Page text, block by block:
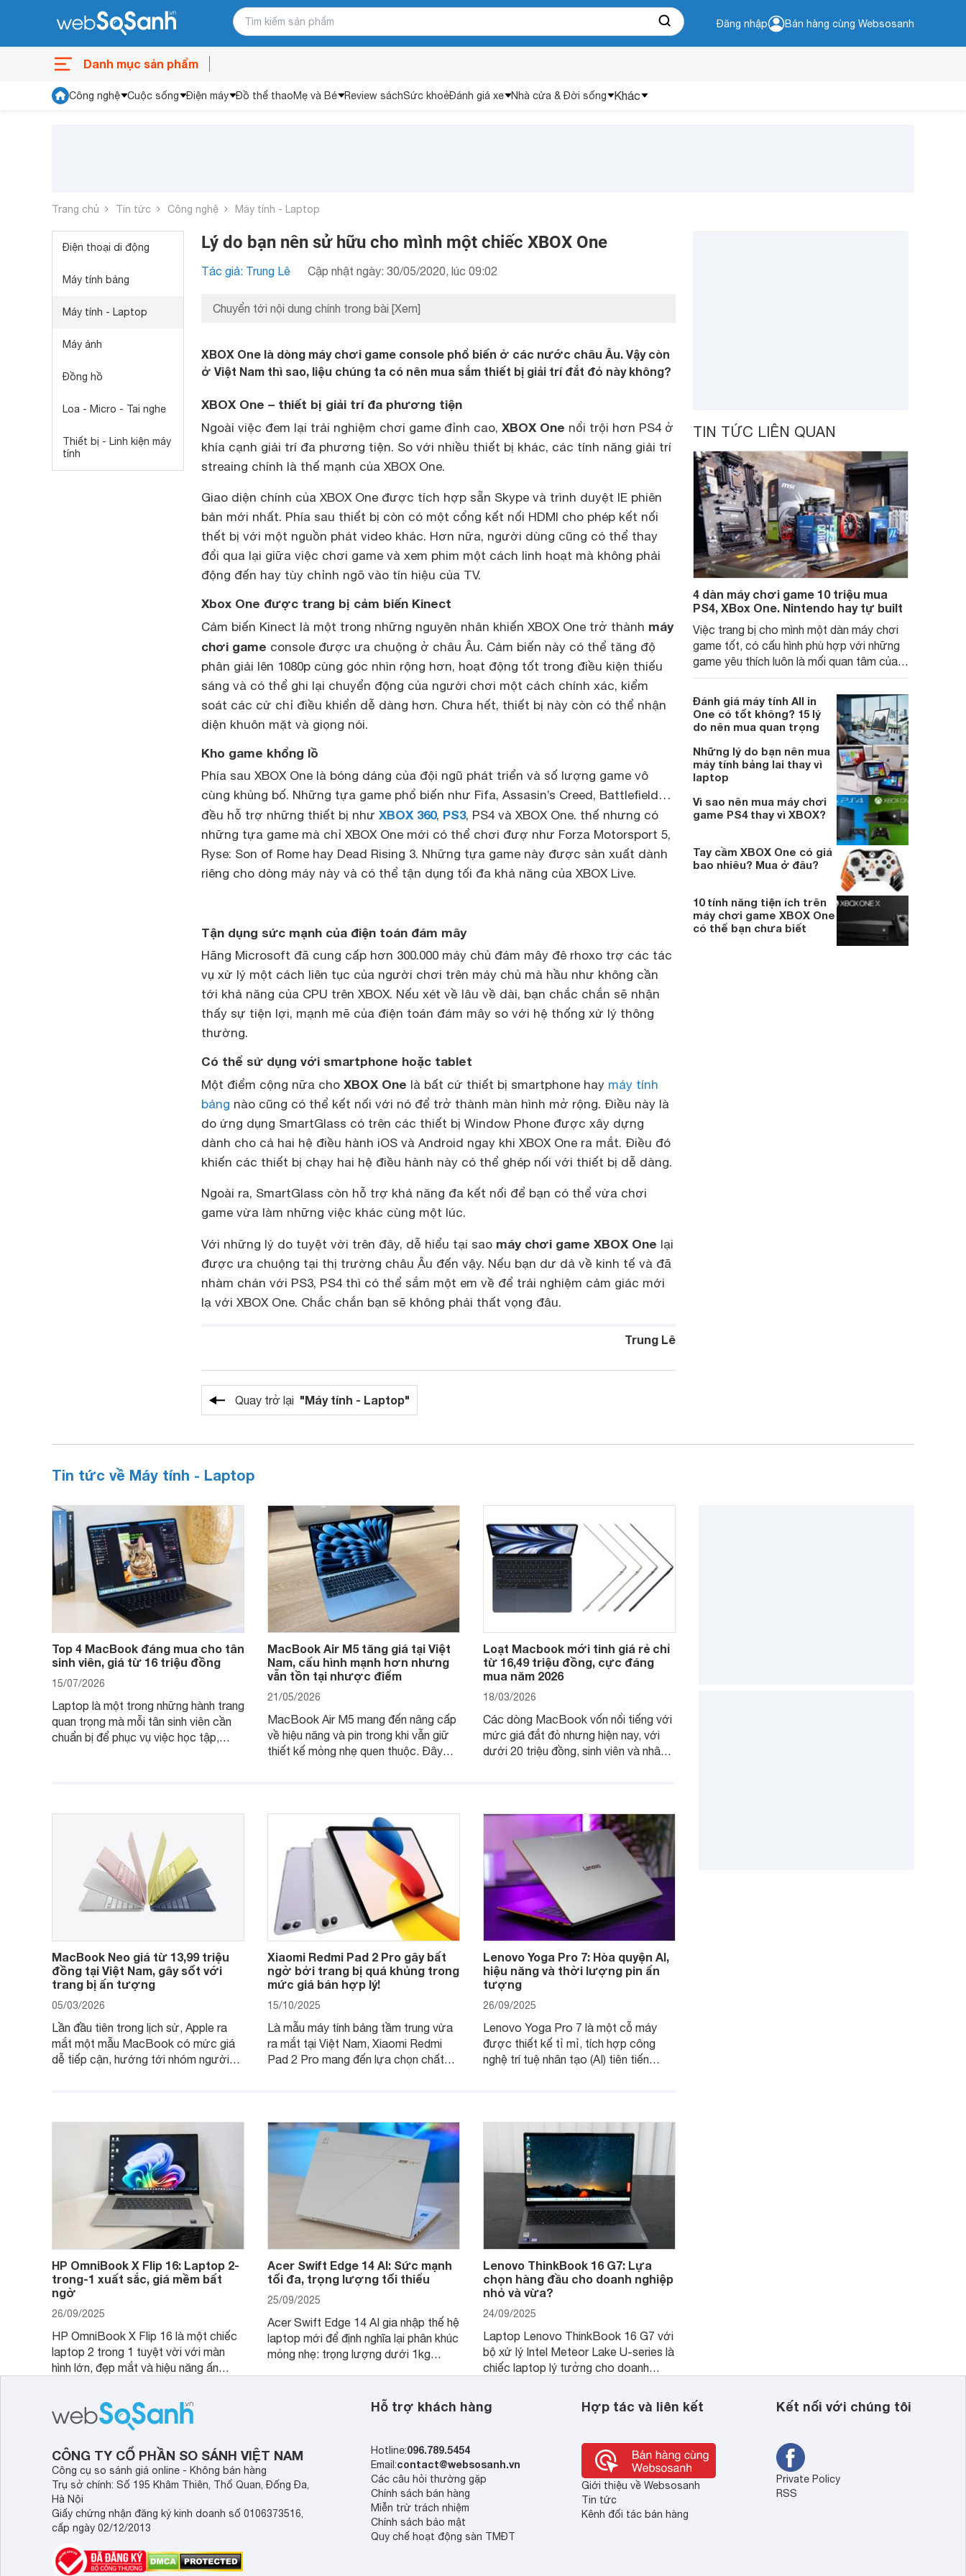
Đăng nhập Bán hàng cùng Websosanh
Danh mục sản phẩm
Công nghệ Cuộc sống Điện máy Đồ thể thaoMẹ và Bé Review sáchSức khoẻĐánh giá xe Nhà cửa & Đời sống Khác
Trang chủ Tin tức Công nghệ Máy tính - Laptop
Điện thoại di động
Máy tính bảng
Máy tính - Laptop
Máy ảnh
Đồng hồ
Loa - Micro - Tai nghe
Thiết bị - Linh kiện máy
tính
Lý do bạn nên sử hữu cho mình một chiếc XBOX One
Tác giả: Trung Lê Cập nhật ngày: 30/05/2020, lúc 09:02
Chuyển tới nội dung chính trong bài [Xem]
XBOX One là dòng máy chơi game console phổ biến ở các nước châu Âu. Vậy còn
ở Việt Nam thì sao, liệu chúng ta có nên mua sắm thiết bị giải trí đắt đỏ này không?
XBOX One – thiết bị giải trí đa phương tiện
Ngoài việc đem lại trải nghiệm chơi game đỉnh cao, XBOX One nổi trội hơn PS4 ở
khía cạnh giải trí đa phương tiện. So với nhiều thiết bị khác, các tính năng giải trí
streaing chính là thế mạnh của XBOX One.
Giao diện chính của XBOX One được tích hợp sẵn Skype và trình duyệt IE phiên
bản mới nhất. Phía sau thiết bị còn có một cổng kết nối HDMI cho phép kết nối
thết bị với một nguồn phát video khác. Hơn nữa, người dùng cũng có thể thay
đổi qua lại giữa việc chơi game và xem phim một cách linh hoạt mà không phải
động đến hay tùy chỉnh ngõ vào tín hiệu của TV.
Xbox One được trang bị cảm biến Kinect
Cảm biến Kinect là một trong những nguyên nhân khiến XBOX One trở thành máy
chơi game console được ưa chuộng ở châu Âu. Cảm biến này có thể tăng độ
phân giải lên 1080p cùng góc nhìn rộng hơn, hoạt động tốt trong điều kiện thiếu
sáng và có thể ghi lại chuyển động của người chơi một cách chính xác, kiểm
soát các cử chỉ điều khiển dễ dàng hơn. Chưa hết, thiết bị này còn có thể nhận
diện khuôn mặt và giọng nói.
Kho game khổng lồ
Phía sau XBOX One là bóng dáng của đội ngũ phát triển và số lượng game vô
cùng khủng bố. Những tựa game phổ biến như Fifa, Assasin’s Creed, Battlefield…
đều hỗ trợ những thiết bị như XBOX 360, PS3, PS4 và XBOX One. thế nhưng có
những tựa game mà chỉ XBOX One mới có thể chơi đượ như Forza Motorsport 5,
Ryse: Son of Rome hay Dead Rising 3. Những tựa game này được sản xuất dành
riêng cho dòng máy này và có thể tận dụng tối đa khả năng của XBOX Live.
Tận dụng sức mạnh của điện toán đám mây
Hãng Microsoft đã cung cấp hơn 300.000 máy chủ đám mây đê rhoxo trợ các tác
vụ xử lý một cách liên tục của người chơi trên máy chủ mà hầu như không cần
tới khả năng của CPU trên XBOX. Nếu xét về lâu về dài, bạn chắc chắn sẽ nhận
thấy sự tiện lợi, mạnh mẽ của điện toán đám mây so với hệ thống xử lý thông
thường.
Có thể sử dụng với smartphone hoặc tablet
Một điểm cộng nữa cho XBOX One là bất cứ thiết bị smartphone hay máy tính
bảng nào cũng có thể kết nối với nó để trở thành màn hình mở rộng. Điều này là
do ứng dụng SmartGlass có trên các thiết bị Window Phone được xây dựng
dành cho cả hai hệ điều hành iOS và Android ngay khi XBOX One ra mắt. Điều đó
khiến các thiết bị chạy hai hệ điều hành này có thể ghép nối với thiết bị dễ dàng.
Ngoài ra, SmartGlass còn hỗ trợ khả năng đa kết nối để bạn có thể vừa chơi
game vừa làm những việc khác cùng một lúc.
Với những lý do tuyệt vời trên đây, dễ hiểu tại sao máy chơi game XBOX One lại
được ưa chuộng tại thị trường châu Âu đến vậy. Nếu bạn dư dả về kinh tế và đã
nhàm chán với PS3, PS4 thì có thể sắm một em về để trải nghiệm cảm giác mới
lạ với XBOX One. Chắc chắn bạn sẽ không phải thất vọng đâu.
Trung Lê
Quay trở lại "Máy tính - Laptop"
TIN TỨC LIÊN QUAN
4 dàn máy chơi game 10 triệu mua
PS4, XBox One. Nintendo hay tự built
Việc trang bị cho mình một dàn máy chơi
game tốt, có cấu hình phù hợp với những
game yêu thích luôn là mối quan tâm của
nhiều gamer. Cùng điểm qua gợi ý 4 dàn
máy chơi game 10 triệu tốt nhất 2018
dưới đây để có cái nhìn khách quan hơn
khi lựa chọn máy.
Đánh giá máy tính All in
One có tốt không? 15 lý
do nên mua quan trọng
Những lý do bạn nên mua
máy tính bảng lai thay vì
laptop
Vì sao nên mua máy chơi
game PS4 thay vì XBOX?
Tay cầm XBOX One có giá
bao nhiêu? Mua ở đâu?
10 tính năng tiện ích trên
máy chơi game XBOX One
có thể bạn chưa biết
Tin tức về Máy tính - Laptop
Top 4 MacBook đáng mua cho tân
sinh viên, giá từ 16 triệu đồng
15/07/2026
Laptop là một trong những hành trang
quan trọng mà mỗi tân sinh viên cần
chuẩn bị để phục vụ việc học tập,
MacBook đáng cân nhắc dành cho
MacBook Air M5 tăng giá tại Việt
Nam, cấu hình mạnh hơn nhưng
vẫn tồn tại nhược điểm
21/05/2026
MacBook Air M5 mang đến nâng cấp
về hiệu năng và pin trong khi vẫn giữ
thiết kế mỏng nhẹ quen thuộc. Đây
Loạt Macbook mới tinh giá rẻ chỉ
từ 16,49 triệu đồng, cực đáng
mua năm 2026
18/03/2026
Các dòng MacBook vốn nổi tiếng với
mức giá đắt đỏ nhưng hiện nay, với
dưới 20 triệu đồng, sinh viên và nhân
MacBook Neo giá từ 13,99 triệu
đồng tại Việt Nam, gây sốt với
trang bị ấn tượng
05/03/2026
Lần đầu tiên trong lịch sử, Apple ra
mắt một mẫu MacBook có mức giá
dễ tiếp cận, hướng tới nhóm người
hút sự quan tâm lớn từ thị trường.
Xiaomi Redmi Pad 2 Pro gây bất
ngờ bởi trang bị quá khủng trong
mức giá bán hợp lý!
15/10/2025
Là mẫu máy tính bảng tầm trung vừa
ra mắt tại Việt Nam, Xiaomi Redmi
Pad 2 Pro mang đến lựa chọn chất
Lenovo Yoga Pro 7: Hòa quyện AI,
hiệu năng và thời lượng pin ấn
tượng
26/09/2025
Lenovo Yoga Pro 7 là một cỗ máy
được thiết kế tỉ mỉ, tích hợp công
nghệ trí tuệ nhân tạo (AI) tiên tiến
hiện đại.
HP OmniBook X Flip 16: Laptop 2-
trong-1 xuất sắc, giá mềm bất
ngờ
26/09/2025
HP OmniBook X Flip 16 là một chiếc
laptop 2 trong 1 tuyệt vời với màn
hình lớn, đẹp mắt và hiệu năng ấn
mức giá vô cùng hấp dẫn, biến nó trở
thành một lựa chọn “đáng đồng tiền
bát gạo” trên thị trường.
Acer Swift Edge 14 AI: Sức mạnh
tối đa, trọng lượng tối thiểu
25/09/2025
Acer Swift Edge 14 AI gia nhập thế hệ
laptop mới để định nghĩa lại phân khúc
mỏng nhẹ: trọng lượng dưới 1kg
năng AI hàng đầu, đáp ứng nhu cầu
của một thiết bị doanh nhân cao cấp.
Lenovo ThinkBook 16 G7: Lựa
chọn hàng đầu cho doanh nghiệp
nhỏ và vừa?
24/09/2025
Laptop Lenovo ThinkBook 16 G7 với
bộ xử lý Intel Meteor Lake U-series là
chiếc laptop lý tưởng cho doanh
hay thậm chí là người dùng cá nhân
đang tìm kiếm một thiết bị đáng tin
CÔNG TY CỔ PHẦN SO SÁNH VIỆT NAM
Công cụ so sánh giá online - Không bán hàng
Trụ sở chính: Số 195 Khâm Thiên, Thổ Quan, Đống Đa,
Hà Nội
Giấy chứng nhận đăng ký kinh doanh số 0106373516,
cấp ngày 02/12/2013
Hỗ trợ khách hàng
Hotline:096.789.5454
Email:contact@websosanh.vn
Các câu hỏi thường gặp
Chính sách bán hàng
Miễn trừ trách nhiệm
Chính sách bảo mật
Quy chế hoạt động sàn TMĐT
Hợp tác và liên kết
Giới thiệu về Websosanh
Tin tức
Kênh đối tác bán hàng
Kết nối với chúng tôi
Private Policy
RSS